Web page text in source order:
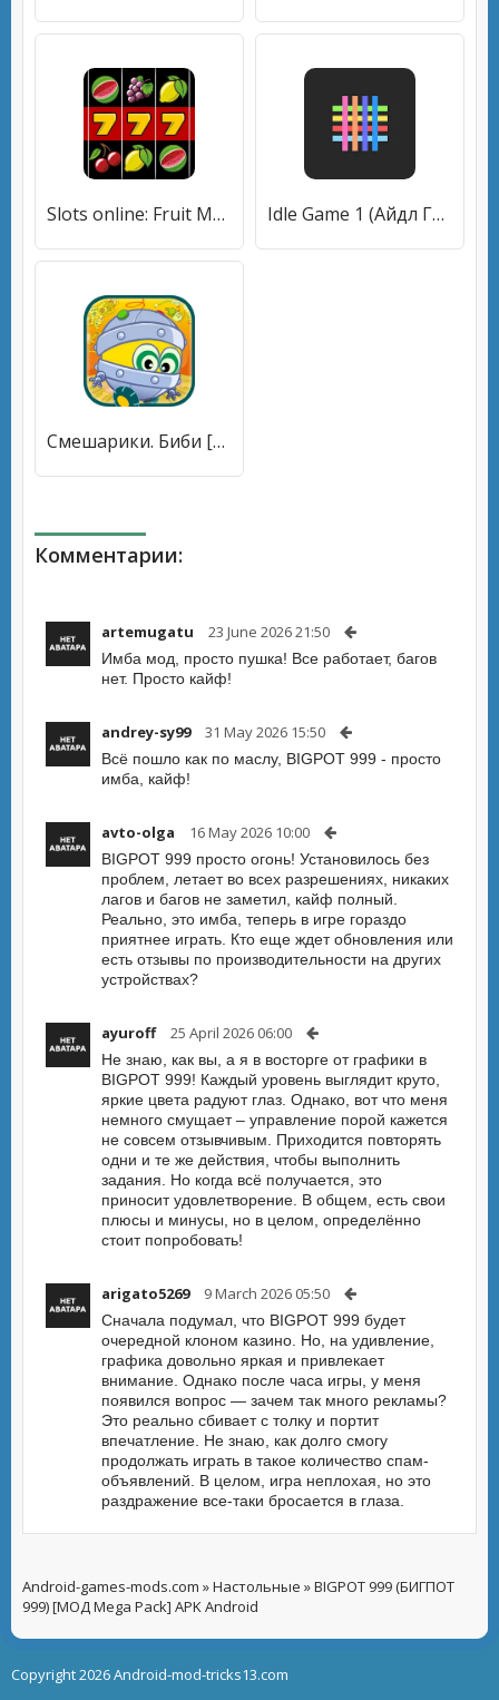
Slots online: Fruit Machines (Слоты онлайн) [МОД Unlocked] APK Android Idle Game 1 (Айдл Гейм 1) [МОД Mega Pack] APK Android
Смешарики. Биби [МОД Бесконечные монеты] APK Android
Комментарии:
artemugatu 23 June 2026 21:50
Имба мод, просто пушка! Все работает, багов
нет. Просто кайф!
andrey-sy99 31 May 2026 15:50
Всё пошло как по маслу, BIGPOT 999 - просто
имба, кайф!
avto-olga 16 May 2026 10:00
BIGPOT 999 просто огонь! Установилось без
проблем, летает во всех разрешениях, никаких
лагов и багов не заметил, кайф полный.
Реально, это имба, теперь в игре гораздо
приятнее играть. Кто еще ждет обновления или
есть отзывы по производительности на других
устройствах?
ayuroff 25 April 2026 06:00
Не знаю, как вы, а я в восторге от графики в
BIGPOT 999! Каждый уровень выглядит круто,
яркие цвета радуют глаз. Однако, вот что меня
немного смущает – управление порой кажется
не совсем отзывчивым. Приходится повторять
одни и те же действия, чтобы выполнить
задания. Но когда всё получается, это
приносит удовлетворение. В общем, есть свои
плюсы и минусы, но в целом, определённо
стоит попробовать!
arigato5269 9 March 2026 05:50
Сначала подумал, что BIGPOT 999 будет
очередной клоном казино. Но, на удивление,
графика довольно яркая и привлекает
внимание. Однако после часа игры, у меня
появился вопрос — зачем так много рекламы?
Это реально сбивает с толку и портит
впечатление. Не знаю, как долго смогу
продолжать играть в такое количество спам-
объявлений. В целом, игра неплохая, но это
раздражение все-таки бросается в глаза.
Android-games-mods.com »Настольные » BIGPOT 999 (БИГПОТ
999) [МОД Mega Pack] APK Android
Copyright 2026 Android-mod-tricks13.com